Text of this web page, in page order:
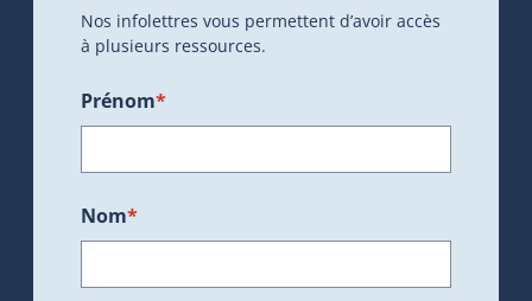
Nos infolettres vous permettent d’avoir accès
à plusieurs ressources.
Prénom*
Nom*